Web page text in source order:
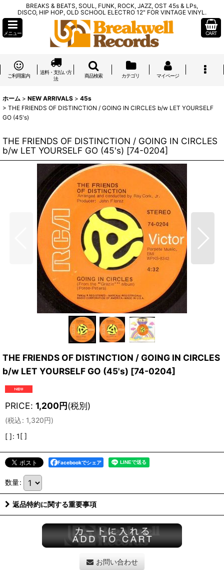
BREAKS & BEATS, SOUL, FUNK, ROCK, JAZZ, OST 45s & LPs,
DISCO, HIP HOP, OLD SCHOOL ELECTRO 12" FOR VINTAGE VINYL.
メニュー CART
ご利用案内
送料・支払い方
法
商品検索 カテゴリ マイページ
ホーム > NEW ARRIVALS > 45s
> THE FRIENDS OF DISTINCTION / GOING IN CIRCLES b/w LET YOURSELF
GO (45's)
THE FRIENDS OF DISTINCTION / GOING IN CIRCLES
b/w LET YOURSELF GO (45's) [74-0204]
THE FRIENDS OF DISTINCTION / GOING IN CIRCLES
b/w LET YOURSELF GO (45's) [74-0204]
PRICE: 1,200円(税別)
(税込: 1,320円)
[ ]: 1[ ]
Facebookでシェア
数量:
返品特約に関する重要事項
お問い合わせ